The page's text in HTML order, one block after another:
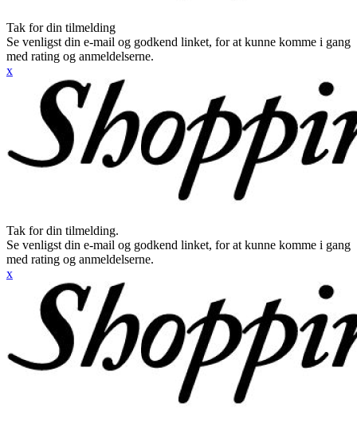
Tak for din tilmelding
Se venligst din e-mail og godkend linket, for at kunne komme i gang
med rating og anmeldelserne.
x
Tak for din tilmelding.
Se venligst din e-mail og godkend linket, for at kunne komme i gang
med rating og anmeldelserne.
x